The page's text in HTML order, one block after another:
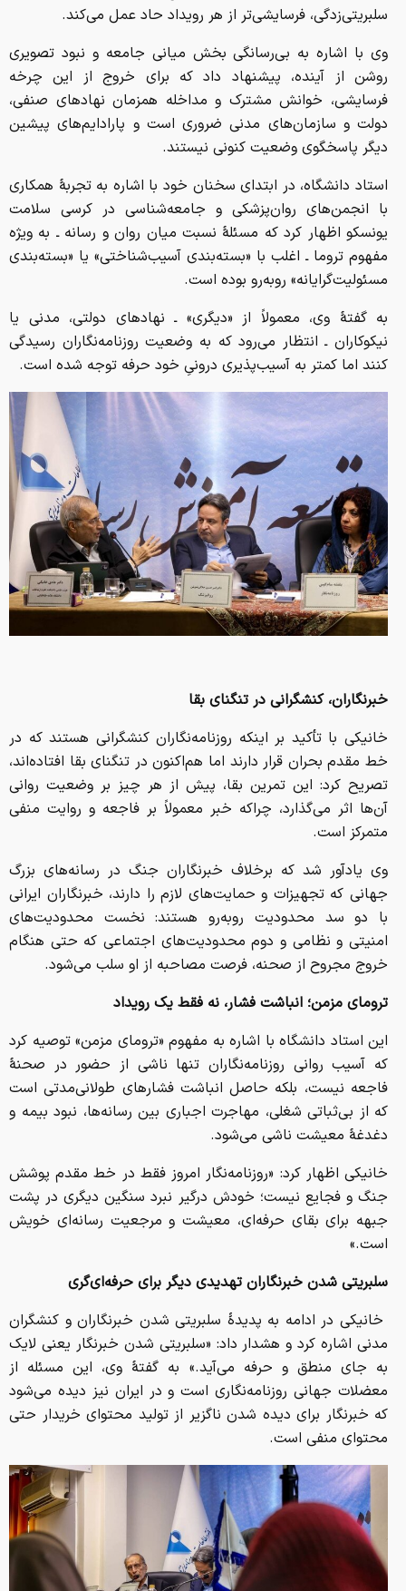
سلبریتی‌زدگی، فرسایشی‌تر از هر رویداد حاد عمل می‌کند.
وی با اشاره به بی‌رسانگی بخش میانی جامعه و نبود تصویری
روشن از آینده، پیشنهاد داد که برای خروج از این چرخه
فرسایشی، خوانش مشترک و مداخله همزمان نهادهای صنفی،
دولت و سازمان‌های مدنی ضروری است و پارادایم‌های پیشین
دیگر پاسخگوی وضعیت کنونی نیستند.
استاد دانشگاه، در ابتدای سخنان خود با اشاره به تجربهٔ همکاری
با انجمن‌های روان‌پزشکی و جامعه‌شناسی در کرسی سلامت
یونسکو اظهار کرد که مسئلهٔ نسبت میان روان و رسانه ـ به ویژه
مفهوم تروما ـ اغلب با «بسته‌بندی آسیب‌شناختی» یا «بسته‌بندی
مسئولیت‌گرایانه» روبه‌رو بوده است.
به گفتهٔ وی، معمولاً از «دیگری» ـ نهادهای دولتی، مدنی یا
نیکوکاران ـ انتظار می‌رود که به وضعیت روزنامه‌نگاران رسیدگی
کنند اما کمتر به آسیب‌پذیری درونیِ خود حرفه توجه شده است.
خبرنگاران، کنشگرانی در تنگنای بقا
خانیکی با تأکید بر اینکه روزنامه‌نگاران کنشگرانی هستند که در
خط مقدم بحران قرار دارند اما هم‌اکنون در تنگنای بقا افتاده‌اند،
تصریح کرد: این تمرین بقا، پیش از هر چیز بر وضعیت روانی
آن‌ها اثر می‌گذارد، چراکه خبر معمولاً بر فاجعه و روایت منفی
متمرکز است.
وی یادآور شد که برخلاف خبرنگاران جنگ در رسانه‌های بزرگ
جهانی که تجهیزات و حمایت‌های لازم را دارند، خبرنگاران ایرانی
با دو سد محدودیت روبه‌رو هستند: نخست محدودیت‌های
امنیتی و نظامی و دوم محدودیت‌های اجتماعی که حتی هنگام
خروج مجروح از صحنه، فرصت مصاحبه از او سلب می‌شود.
ترومای مزمن؛ انباشت فشار، نه فقط یک رویداد
این استاد دانشگاه با اشاره به مفهوم «ترومای مزمن» توصیه کرد
که آسیب روانی روزنامه‌نگاران تنها ناشی از حضور در صحنهٔ
فاجعه نیست، بلکه حاصل انباشت فشارهای طولانی‌مدتی است
که از بی‌ثباتی شغلی، مهاجرت اجباری بین رسانه‌ها، نبود بیمه و
دغدغهٔ معیشت ناشی می‌شود.
خانیکی اظهار کرد: «روزنامه‌نگار امروز فقط در خط مقدم پوشش
جنگ و فجایع نیست؛ خودش درگیر نبرد سنگین دیگری در پشت
جبهه برای بقای حرفه‌ای، معیشت و مرجعیت رسانه‌ای خویش
است.»
سلبریتی شدن خبرنگاران تهدیدی دیگر برای حرفه‌ای‌گری
خانیکی در ادامه به پدیدهٔ سلبریتی شدن خبرنگاران و کنشگران
مدنی اشاره کرد و هشدار داد: «سلبریتی شدن خبرنگار یعنی لایک
به جای منطق و حرفه می‌آید.» به گفتهٔ وی، این مسئله از
معضلات جهانی روزنامه‌نگاری است و در ایران نیز دیده می‌شود
که خبرنگار برای دیده شدن ناگزیر از تولید محتوای خریدار حتی
محتوای منفی است.